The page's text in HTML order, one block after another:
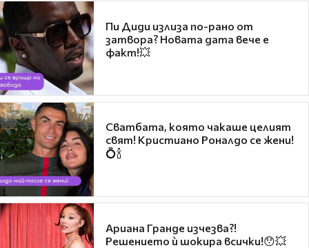
Пи Диди излиза по-рано от
затвора? Новата дата вече е
факт!💥
Сватбата, която чакаше целият
свят! Кристиано Роналдо се жени!
💍🍾
Ариана Гранде изчезва?!
Решението ѝ шокира всички!😯💥